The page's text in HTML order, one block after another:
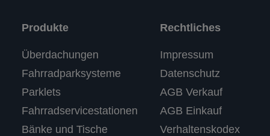
Produkte
Überdachungen
Fahrradparksysteme
Parklets
Fahrradservicestationen
Bänke und Tische
Rechtliches
Impressum
Datenschutz
AGB Verkauf
AGB Einkauf
Verhaltenskodex
RASTI
100
%
Empfehlungen auf
ProvenExpert.com